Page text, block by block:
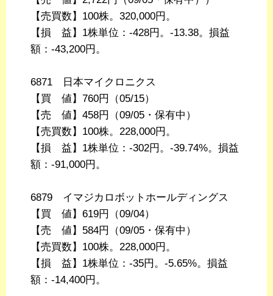
【売買数】100株。320,000円。
【損 益】1株単位：-428円。-13.38。損益
額：-43,200円。
6871 日本マイクロニクス
【買 値】760円（05/15）
【売 値】458円（09/05・保有中）
【売買数】100株。228,000円。
【損 益】1株単位：-302円。-39.74%。損益
額：-91,000円。
6879 イマジカロボットホールディングス
【買 値】619円（09/04）
【売 値】584円（09/05・保有中）
【売買数】100株。228,000円。
【損 益】1株単位：-35円。-5.65%。損益
額：-14,400円。